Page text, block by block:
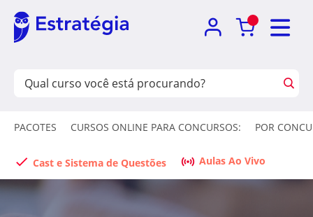
PACOTES CURSOS ONLINE PARA CONCURSOS: POR
Cast e Sistema de Questões Aulas Ao Vivo